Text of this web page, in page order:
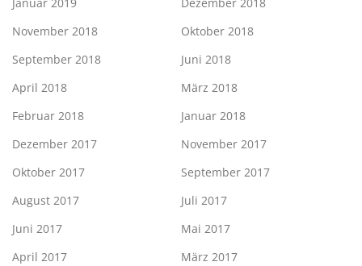
Januar 2019
Dezember 2018
November 2018
Oktober 2018
September 2018
Juni 2018
April 2018
März 2018
Februar 2018
Januar 2018
Dezember 2017
November 2017
Oktober 2017
September 2017
August 2017
Juli 2017
Juni 2017
Mai 2017
April 2017
März 2017